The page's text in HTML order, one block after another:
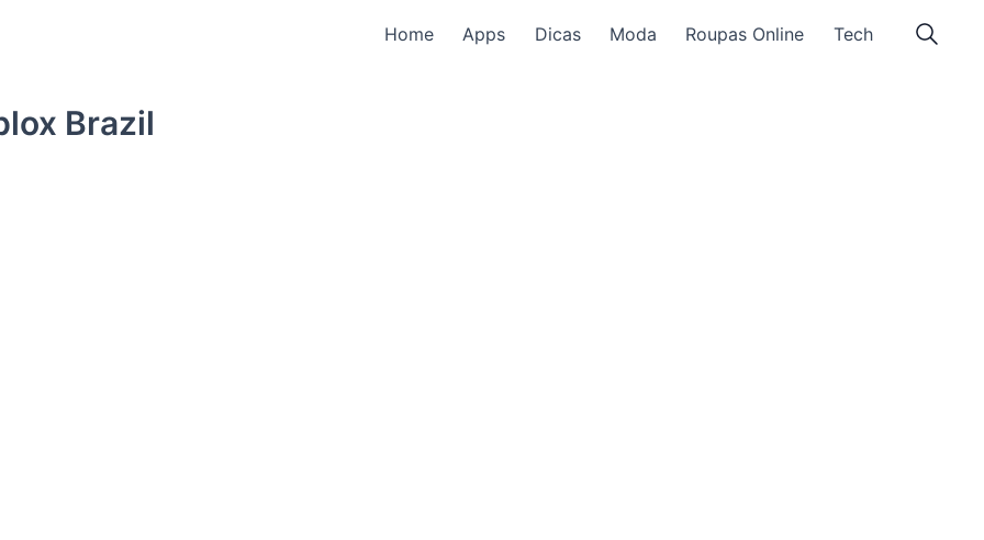
Home Apps Dicas Moda Roupas Online Tech
Brazil